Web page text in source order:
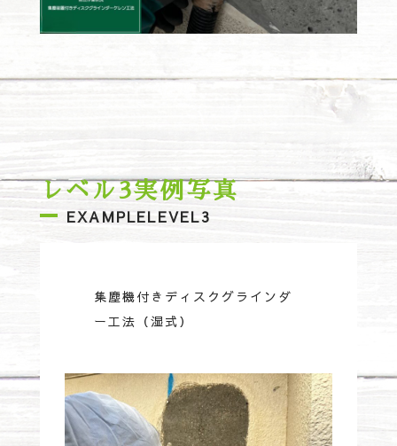
EXAMPLELEVEL3
レベル3実例写真
集塵機付きディスクグラインダ
ー工法（湿式）